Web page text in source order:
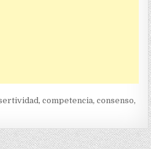
,competencia,consenso,